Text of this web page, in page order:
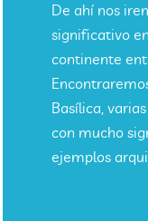
De ahí nos
significativo
continente
Basílica,
con mucho
ejemplos